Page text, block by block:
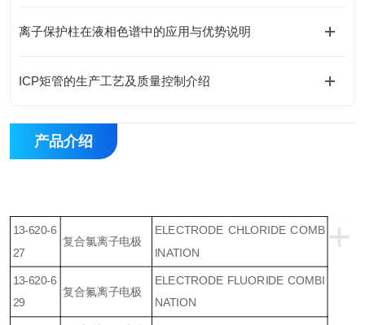
离子保护柱在液相色谱中的应用与优势说明
ICP矩管的生产工艺及质量控制介绍
产品介绍
+
13-620-6
27
复合氯离子电极
ELECTRODE CHLORIDE COMB
INATION
13-620-6
29
复合氟离子电极
ELECTRODE FLUORIDE COMBI
NATION